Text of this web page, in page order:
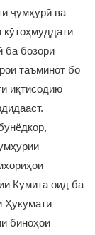
ҷумҳурӣ ва
ба бозори
таъминот бо
иқтисодию
Кумита оид ба
Ҳукумати
биноҳои